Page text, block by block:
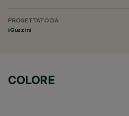
PROGETTATO DA
iGuzzini
COLORE